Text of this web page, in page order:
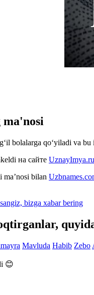
ma'nosi
bolalarga qo‘yiladi va
на сайте UznayImya.ru
bilan
bizga xabar bering
Mavluda Habib Zebo
😊